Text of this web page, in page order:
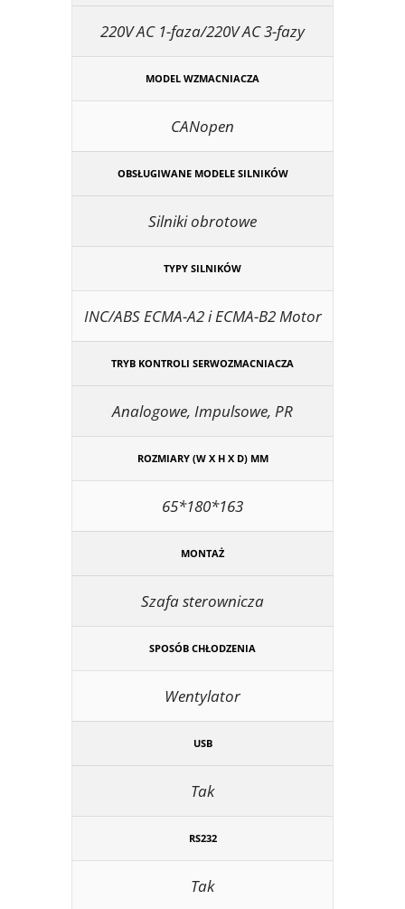
220V AC 1-faza/220V AC 3-fazy
MODEL WZMACNIACZA
CANopen
OBSŁUGIWANE MODELE SILNIKÓW
Silniki obrotowe
TYPY SILNIKÓW
INC/ABS ECMA-A2 i ECMA-B2 Motor
TRYB KONTROLI SERWOZMACNIACZA
Analogowe, Impulsowe, PR
ROZMIARY (W X H X D) MM
65*180*163
MONTAŻ
Szafa sterownicza
SPOSÓB CHŁODZENIA
Wentylator
USB
Tak
RS232
Tak